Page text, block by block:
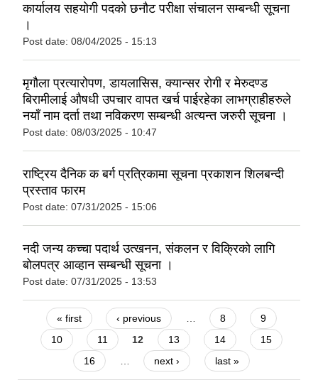
कार्यालय सहयोगी पदको छनौट परीक्षा संचालन सम्बन्धी सूचना
।
Post date: 08/04/2025 - 15:13
मृगौला प्रत्यारोपण, डायलासिस, क्यान्सर रोगी र मेरुदण्ड
बिरामीलाई औषधी उपचार वापत खर्च पाईरहेका लाभग्राहीहरुले
नयाँ नाम दर्ता तथा नविकरण सम्बन्धी अत्यन्त जरुरी सूचना ।
Post date: 08/03/2025 - 10:47
राष्ट्रिय दैनिक क बर्ग प्रत्रिकामा सूचना प्रकाशन शिलबन्दी
प्रस्ताव फारम
Post date: 07/31/2025 - 15:06
नदी जन्य कच्चा पदार्थ उत्खनन, संकलन र विक्रिको लागि
बोलपत्र आव्हान सम्बन्धी सूचना ।
Post date: 07/31/2025 - 13:53
Pages
« first ‹ previous … 8
9
10
11 12 13 14
15
16
… next › last »